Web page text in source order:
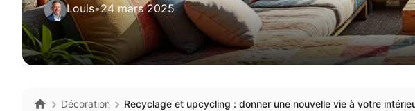
Louis•24 mars 2025
Décoration Recyclage et upcycling : donner une nouvelle vie à votre